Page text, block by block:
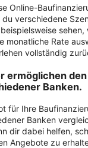
Online-
verschiedene
sehen,
monatliche Rate
vollständig
ermöglichen
Banken.
für Ihre
Banken
dir dabei helfen,
Angebote zu